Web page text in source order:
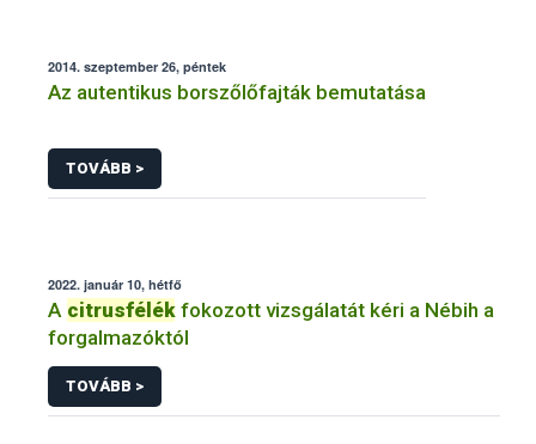
2014. szeptember 26, péntek
Az autentikus borszőlőfajták bemutatása
TOVÁBB >
2022. január 10, hétfő
A citrusfélék fokozott vizsgálatát kéri a Nébih a
forgalmazóktól
TOVÁBB >